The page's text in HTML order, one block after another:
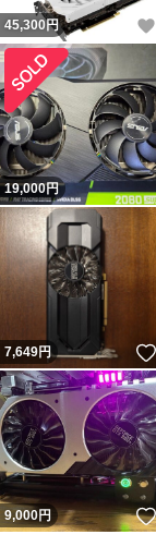
45,300 円
19,000円
7,649円
9,000円